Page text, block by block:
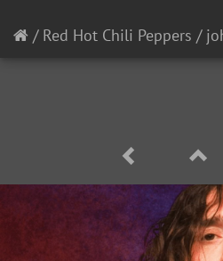
/ Red Hot Chili Peppers /